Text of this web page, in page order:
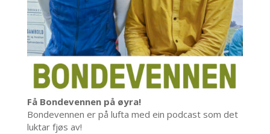
Få Bondevennen på øyra!
Bondevennen er på lufta med ein podcast som det
luktar fjøs av!